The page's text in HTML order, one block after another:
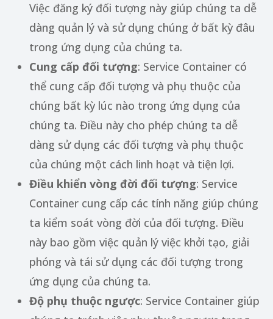
Việc đăng ký đối tượng này giúp chúng ta dễ
dàng quản lý và sử dụng chúng ở bất kỳ đâu
trong ứng dụng của chúng ta.
Cung cấp đối tượng: Service Container có
thể cung cấp đối tượng và phụ thuộc của
chúng bất kỳ lúc nào trong ứng dụng của
chúng ta. Điều này cho phép chúng ta dễ
dàng sử dụng các đối tượng và phụ thuộc
của chúng một cách linh hoạt và tiện lợi.
Điều khiển vòng đời đối tượng: Service
Container cung cấp các tính năng giúp chúng
ta kiểm soát vòng đời của đối tượng. Điều
này bao gồm việc quản lý việc khởi tạo, giải
phóng và tái sử dụng các đối tượng trong
ứng dụng của chúng ta.
Độ phụ thuộc ngược: Service Container giúp